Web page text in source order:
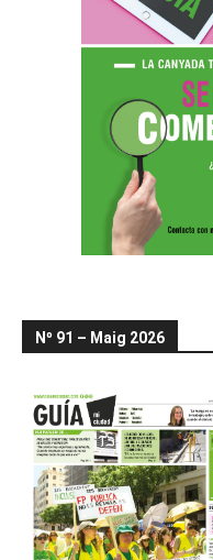
Nº 91 – Maig 2026